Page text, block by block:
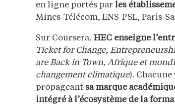
en ligne portés par les
Mines-Télécom, ENS-PSL, Paris-
Sur Coursera, HEC enseigne
Ticket for Change,
are Back in Town, Afrique et
changement climatique).
propageant sa marque
intégré à l’écosystème de la